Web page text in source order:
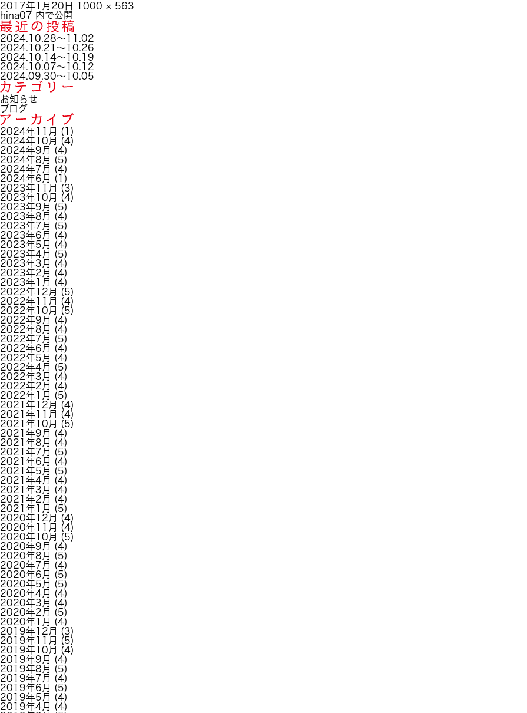
投
稿
日:
2017年1月20日
フ
イ
ズ
1000 × 563
投
稿
ナ
ビ
ゲ
ー
シ
ョ
ン
hina07 内で公開
2024.10.28～11.02
2024.10.21～10.26
2024.10.14～10.19
2024.10.07～10.12
2024.09.30～10.05
お知らせ
ブログ
2024年11月
(1)
2024年10月
(4)
2024年9月
(4)
2024年8月
(5)
2024年7月
(4)
2024年6月
(1)
2023年11月
(3)
2023年10月
(4)
2023年9月
(5)
2023年8月
(4)
2023年7月
(5)
2023年6月
(4)
2023年5月
(4)
2023年4月
(5)
2023年3月
(4)
2023年2月
(4)
2023年1月
(4)
2022年12月
(5)
2022年11月
(4)
2022年10月
(5)
2022年9月
(4)
2022年8月
(4)
2022年7月
(5)
2022年6月
(4)
2022年5月
(4)
2022年4月
(5)
2022年3月
(4)
2022年2月
(4)
2022年1月
(5)
2021年12月
(4)
2021年11月
(4)
2021年10月
(5)
2021年9月
(4)
2021年8月
(4)
2021年7月
(5)
2021年6月
(4)
2021年5月
(5)
2021年4月
(4)
2021年3月
(4)
2021年2月
(4)
2021年1月
(5)
2020年12月
(4)
2020年11月
(4)
2020年10月
(5)
2020年9月
(4)
2020年8月
(5)
2020年7月
(4)
2020年6月
(5)
2020年5月
(5)
2020年4月
(4)
2020年3月
(4)
2020年2月
(5)
2020年1月
(4)
2019年12月
(3)
2019年11月
(5)
2019年10月
(4)
2019年9月
(4)
2019年8月
(5)
2019年7月
(4)
2019年6月
(5)
2019年5月
(4)
2019年4月
(4)